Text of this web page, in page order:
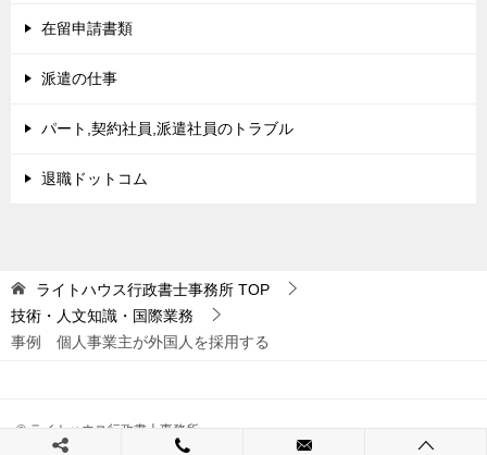
在留申請書類
派遣の仕事
パート,契約社員,派遣社員のトラブル
退職ドットコム
ライトハウス行政書士事務所 TOP
技術・人文知識・国際業務
事例 個人事業主が外国人を採用する
© ライトハウス行政書士事務所